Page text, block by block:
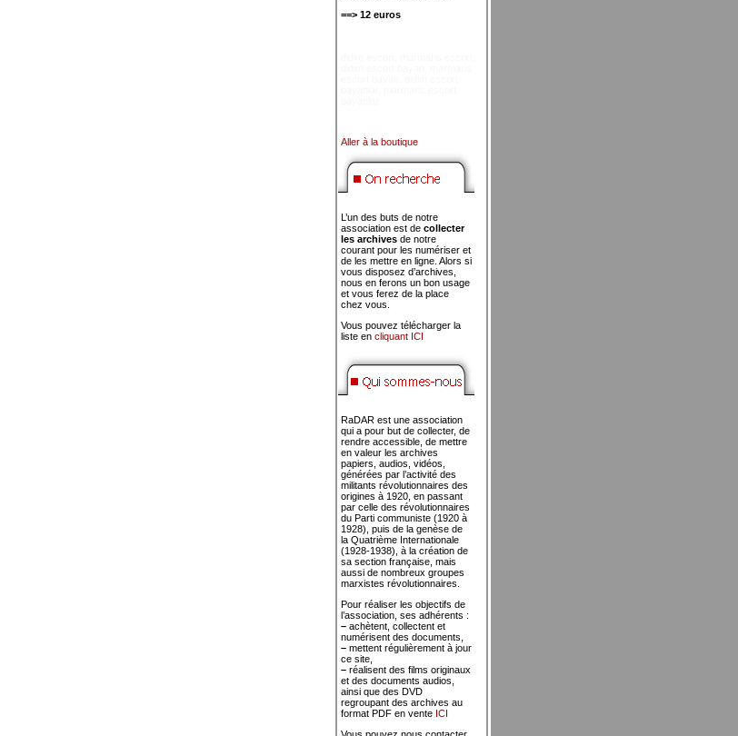
==> 12 euros
Aller à la boutique
L’un des buts de notre
association est de collecter
les archives de notre
courant pour les numériser et
de les mettre en ligne. Alors si
vous disposez d’archives,
nous en ferons un bon usage
et vous ferez de la place
chez vous.
Vous pouvez télécharger la
liste en cliquant ICI
RaDAR est une association
qui a pour but de collecter, de
rendre accessible, de mettre
en valeur les archives
papiers, audios, vidéos,
générées par l’activité des
militants révolutionnaires des
origines à 1920, en passant
par celle des révolutionnaires
du Parti communiste (1920 à
1928), puis de la genèse de
la Quatrième Internationale
(1928-1938), à la création de
sa section française, mais
aussi de nombreux groupes
marxistes révolutionnaires.
Pour réaliser les objectifs de
l’association, ses adhérents :
– achètent, collectent et
numérisent des documents,
– mettent régulièrement à jour
ce site,
– réalisent des films originaux
et des documents audios,
ainsi que des DVD
regroupant des archives au
format PDF en vente ICI